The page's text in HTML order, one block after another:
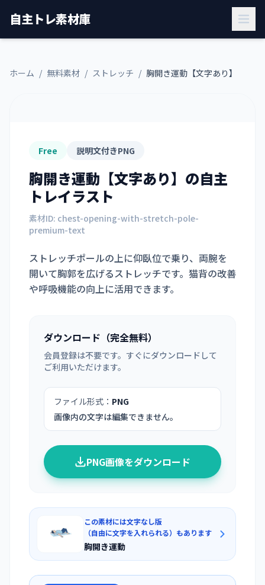
自主トレ素材庫
ホーム / 無料素材 / ストレッチ / 胸開き運動【文字あり】
Free 説明文付きPNG
胸開き運動【文字あり】 の自主
トレイラスト
素材ID: chest-opening-with-stretch-pole-
premium-text
ストレッチポールの上に仰臥位で乗り、両腕を
開いて胸郭を広げるストレッチです。猫背の改善
や呼吸機能の向上に活用できます。
ダウンロード（完全無料）
会員登録は不要です。すぐにダウンロードして
ご利用いただけます。
ファイル形式： PNG
画像内の文字は編集できません。
PNG画像をダウンロード
この素材には文字なし版
（自由に文字を入れられる）もあります
胸開き運動